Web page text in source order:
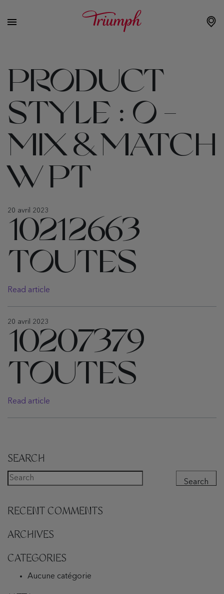
PRODUCT
STYLE : O -
MIX & MATCH
W PT
20 avril 2023
10212663
TOUTES
Read article
20 avril 2023
10207379
TOUTES
Read article
SEARCH
Search
RECENT COMMENTS
ARCHIVES
CATEGORIES
Aucune catégorie